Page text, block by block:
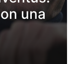
una